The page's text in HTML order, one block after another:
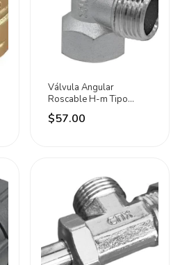
Válvula Angular
Roscable H-m Tipo
Volante Económica Cnx
$57.00